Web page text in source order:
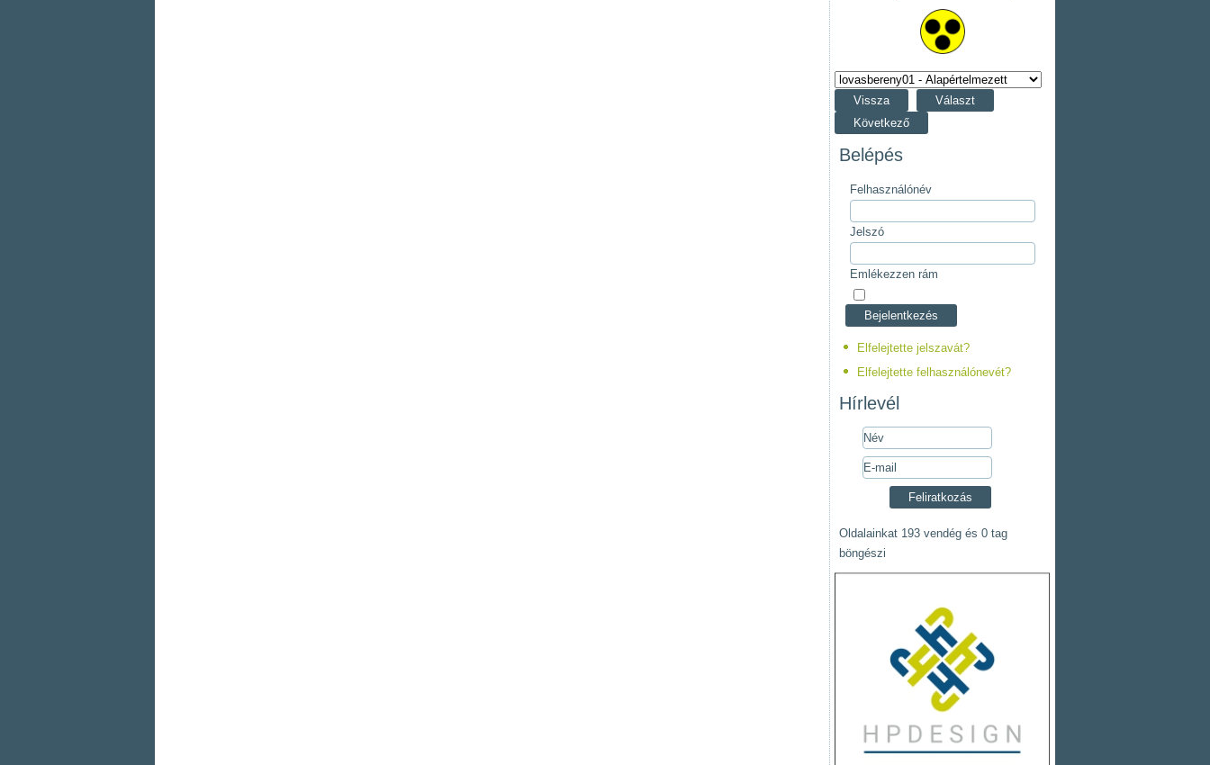
Vissza
Választ
Következő
Belépés
Felhasználónév
Jelszó
Emlékezzen rám
Elfelejtette jelszavát?
Elfelejtette felhasználónevét?
Hírlevél
Oldalainkat 193 vendég és 0 tag
böngészi